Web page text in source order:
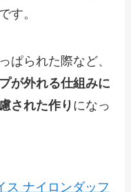
す。
ぱられた際など、
が外れる仕組みに
された作り になっ
ス ナイロンダッフ